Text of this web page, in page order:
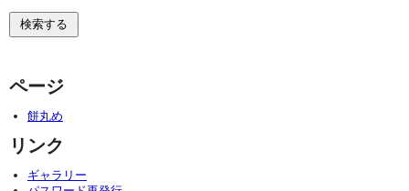
ページ
餅丸め
リンク
ギャラリー